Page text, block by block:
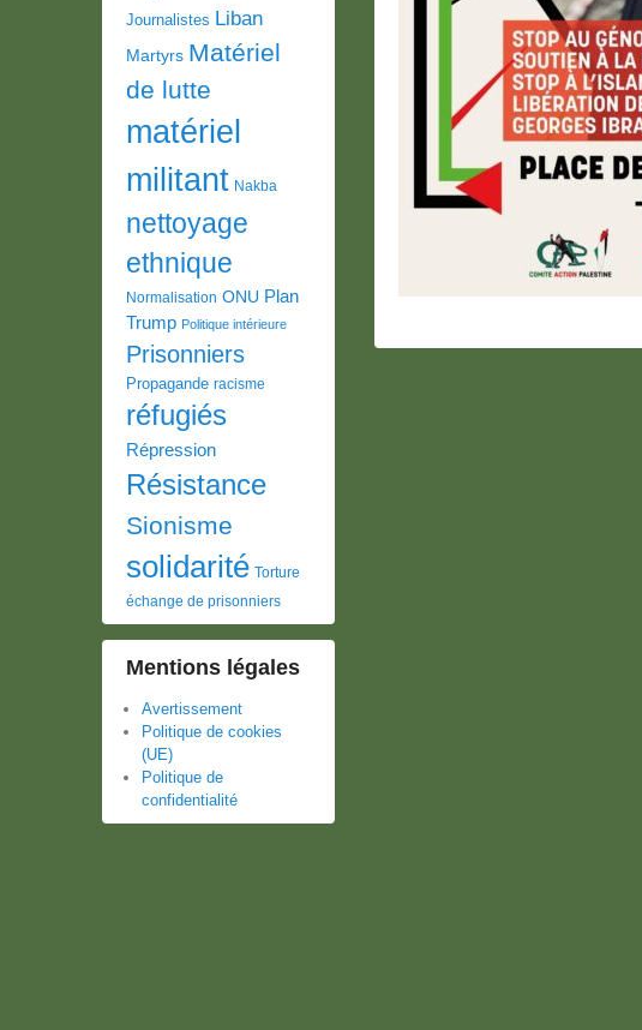
Journalistes Liban
Martyrs Matériel
de lutte
matériel
militant Nakba
nettoyage
ethnique
Normalisation ONU Plan
Trump Politique intérieure
Prisonniers
Propagande racisme
réfugiés
Répression
Résistance
Sionisme
solidarité Torture
échange de prisonniers
Mentions légales
Avertissement
Politique de cookies
(UE)
Politique de
confidentialité